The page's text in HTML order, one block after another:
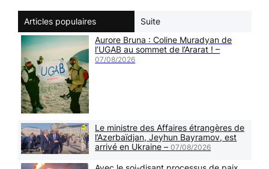
Articles populaires
Suite
Aurore Bruna : Coline Muradyan de
l’UGAB au sommet de l’Ararat ! –
07/08/2026
Le ministre des Affaires étrangères de
l’Azerbaïdjan, Jeyhun Bayramov, est
arrivé en Ukraine –07/08/2026